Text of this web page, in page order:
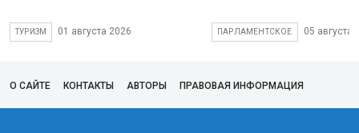
ТУРИЗМ 01 августа 2026 ПАРЛАМЕНТСКОЕ 05 августа
О САЙТЕ КОНТАКТЫ АВТОРЫ ПРАВОВАЯ ИНФОРМАЦИЯ